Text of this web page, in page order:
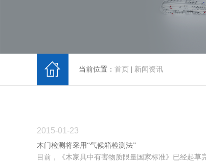
当前位置： 首页 新闻资讯
2015-01-23
木门检测将采用“气候箱检测法”
目前，《木家具中有害物质限量国家标准》已经起草